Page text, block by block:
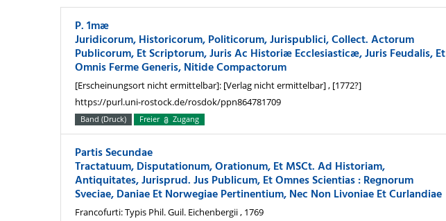
P. 1mæ
Juridicorum, Historicorum, Politicorum, Jurispublici, Collect. Actorum
Publicorum, Et Scriptorum, Juris Ac Historiæ Ecclesiasticæ, Juris Feudalis, Et
Omnis Ferme Generis, Nitide Compactorum
[Erscheinungsort nicht ermittelbar]: [Verlag nicht ermittelbar] , [1772?]
https://purl.uni-rostock.de/rosdok/ppn864781709
Band (Druck) Freier Zugang
Partis Secundae
Tractatuum, Disputationum, Orationum, Et MSCt. Ad Historiam,
Antiquitates, Jurisprud. Jus Publicum, Et Omnes Scientias : Regnorum
Sveciae, Daniae Et Norwegiae Pertinentium, Nec Non Livoniae Et Curlandiae
Francofurti: Typis Phil. Guil. Eichenbergii , 1769